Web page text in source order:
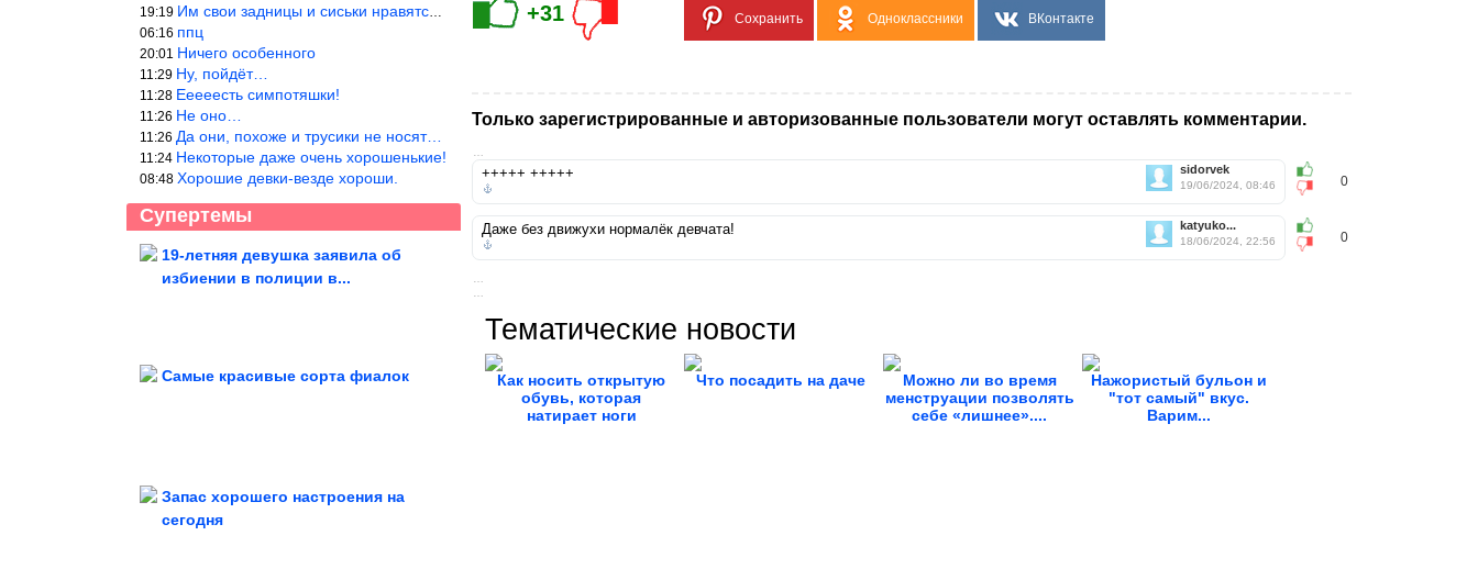
19:19 Им свои задницы и сиськи нравятся больше, чем нам, мужикам?
06:16 ппц
20:01 Ничего особенного
11:29 Ну, пойдёт…
11:28 Ееееесть симпотяшки!
11:26 Не оно…
11:26 Да они, похоже и трусики не носят…
11:24 Некоторые даже очень хорошенькие!
08:48 Хорошие девки-везде хороши.
Супертемы
19-летняя девушка заявила об
избиении в полиции в...
12 самых красивых и необычных
Самые красивые сорта фиалок
Запас хорошего настроения на
сегодня
+31 Сохранить Одноклассники ВКонтакте
Только зарегистрированные и авторизованные пользователи могут оставлять комментарии.
0
sidorvek
19/06/2024, 08:46
+++++ +++++
0
katyuko...
18/06/2024, 22:56
Даже без движухи нормалёк девчата!
Тематические новости
Как носить открытую
обувь, которая
натирает ноги
Что посадить на даче
Можно ли во время
менструации позволять
себе «лишнее»....
Нажористый бульон и
"тот самый" вкус.
Варим...